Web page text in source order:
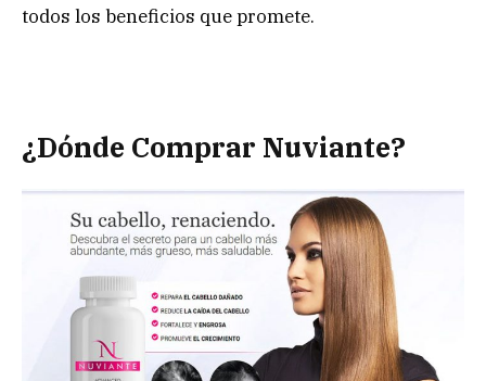
todos los beneficios que promete.
¿Dónde Comprar Nuviante?